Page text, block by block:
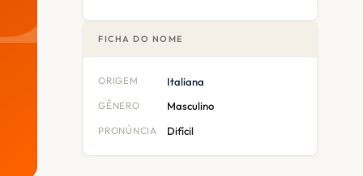
FICHA DO NOME
ORIGEM Italiana
GÊNERO Masculino
PRONÚNCIA Difícil